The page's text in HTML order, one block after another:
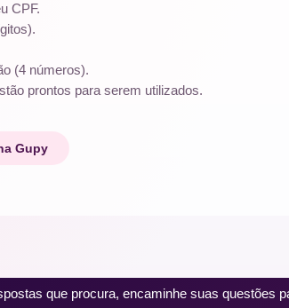
CPF.
(4 números).
prontos para serem utilizados.
Gupy
que procura, encaminhe suas questões